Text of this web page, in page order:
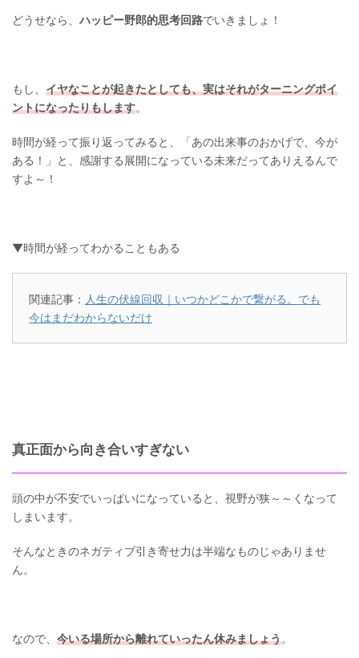
どうせなら、 ハッピー野郎的思考回路でいきましょ！
もし、 イヤなことが起きたとしても、実はそれがターニングポイ
ントになったりもします。
時間が経って振り返ってみると、「あの出来事のおかげで、今が
ある！」と、感謝する展開になっている未来だってありえるんで
すよ～！
▼時間が経ってわかることもある
関連記事： 人生の伏線回収｜いつかどこかで繋がる。でも
今はまだわからないだけ
真正面から向き合いすぎない
頭の中が不安でいっぱいになっていると、視野が狭～～くなって
しまいます。
そんなときのネガティブ引き寄せ力は半端なものじゃありませ
ん。
なので、 今いる場所から離れていったん休みましょう。